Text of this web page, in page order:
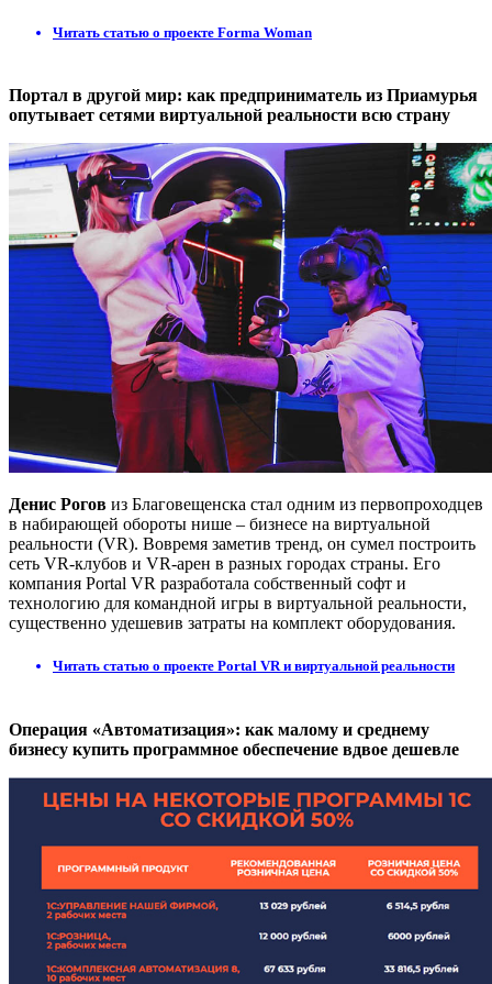
Читать статью о проекте Forma Woman
Портал в другой мир: как предприниматель из Приамурья
опутывает сетями виртуальной реальности всю страну
Денис Рогов из Благовещенска стал одним из первопроходцев
в набирающей обороты нише – бизнесе на виртуальной
реальности (VR). Вовремя заметив тренд, он сумел построить
сеть VR-клубов и VR-арен в разных городах страны. Его
компания Portal VR разработала собственный софт и
технологию для командной игры в виртуальной реальности,
существенно удешевив затраты на комплект оборудования.
Читать статью о проекте Portal VR и виртуальной реальности
Операция «Автоматизация»: как малому и среднему
бизнесу купить программное обеспечение вдвое дешевле